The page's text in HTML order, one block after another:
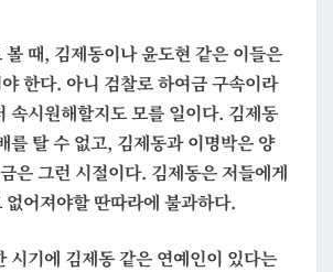
볼 때, 김제동이나 윤도현 같은 이들은
한다. 아니 검찰로 하여금 구속이라
속시원해할지도 모를 일이다. 김제동
를 탈 수 없고, 김제동과 이명박은 양
은 그런 시절이다. 김제동은 저들에게
어져야할 딴따라에 불과하다.
시기에 김제동 같은 연예인이 있다는